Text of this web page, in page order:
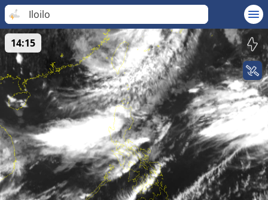
Iloilo
14:15